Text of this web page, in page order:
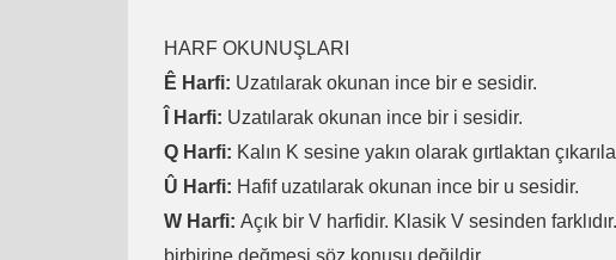
HARF OKUNUŞLARI
Ê Harfi: Uzatılarak okunan ince bir e sesidir.
Î Harfi: Uzatılarak okunan ince bir i sesidir.
Q Harfi: Kalın K sesine yakın olarak gırtlaktan
Û Harfi: Hafif uzatılarak okunan ince bir u sesidir.
W Harfi: Açık bir V harfidir. Klasik V sesinden
birbirine değmesi söz konusu değildir.